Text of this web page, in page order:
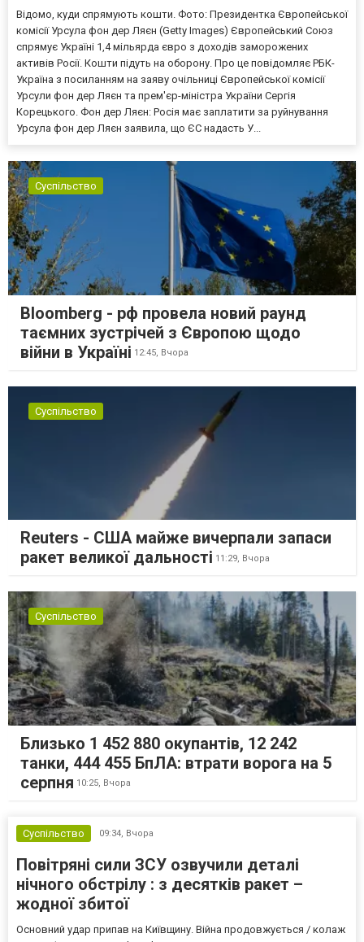
Відомо, куди спрямують кошти. Фото: Президентка Європейської
комісії Урсула фон дер Ляєн (Getty Images) Європейський Союз
спрямує Україні 1,4 мільярда євро з доходів заморожених
активів Росії. Кошти підуть на оборону. Про це повідомляє РБК-
Україна з посиланням на заяву очільниці Європейської комісії
Урсули фон дер Ляєн та прем'єр-міністра України Сергія
Корецького. Фон дер Ляєн: Росія має заплатити за руйнування
Урсула фон дер Ляєн заявила, що ЄС надасть У...
Суспільство
Bloomberg - рф провела новий раунд
таємних зустрічей з Європою щодо
війни в Україні 12:45, Вчора
Суспільство
Reuters - США майже вичерпали запаси
ракет великої дальності 11:29, Вчора
Суспільство
Близько 1 452 880 окупантів, 12 242
танки, 444 455 БпЛА: втрати ворога на 5
серпня 10:25, Вчора
Суспільство 09:34, Вчора
Повітряні сили ЗСУ озвучили деталі
нічного обстрілу : з десятків ракет –
жодної збитої
Основний удар припав на Київщину. Війна продовжується / колаж